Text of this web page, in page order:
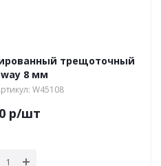
трещоточный
8 мм
W45108
р/шт